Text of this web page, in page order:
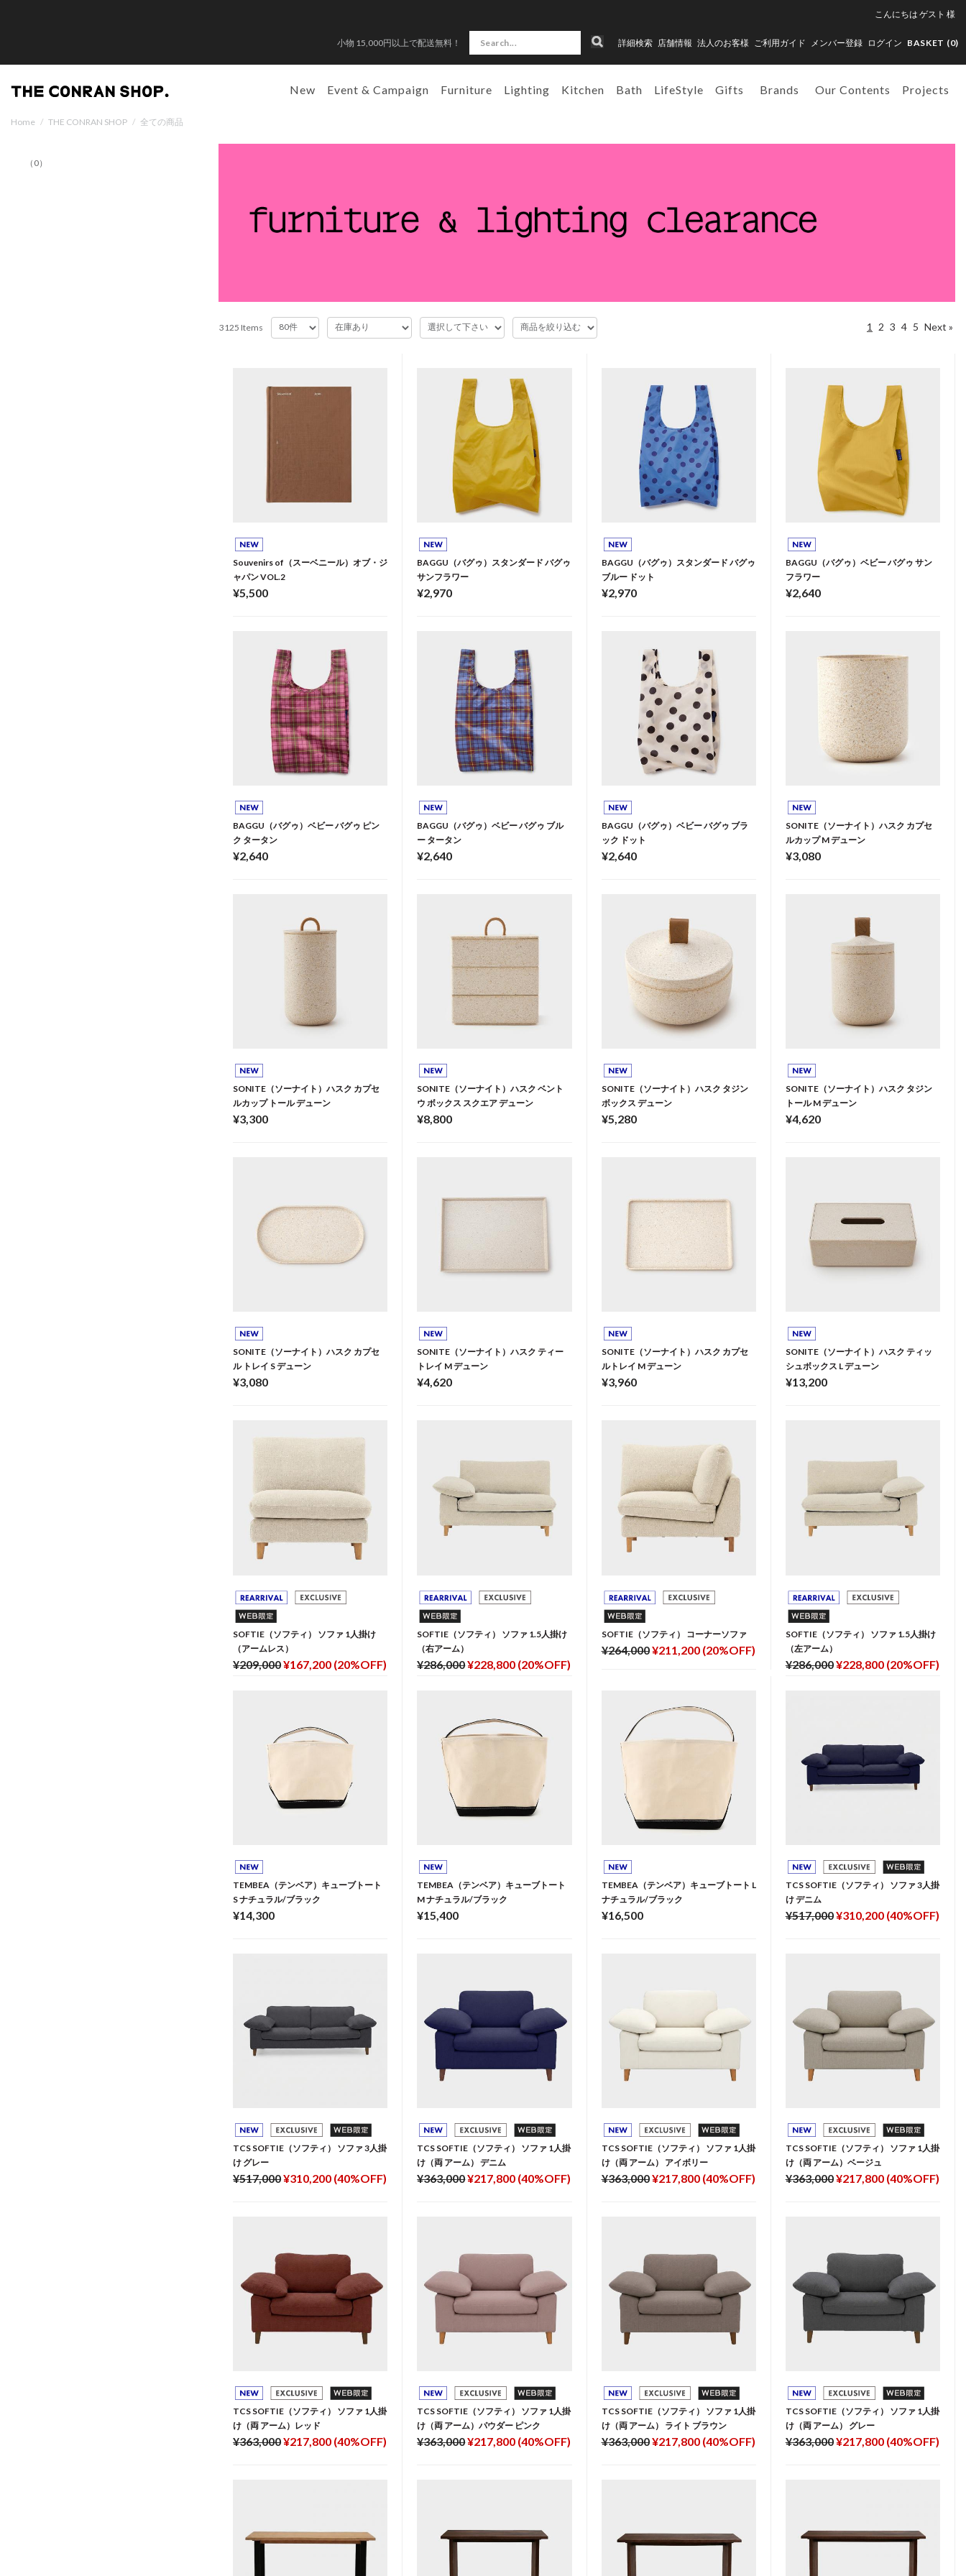
こんにちは ゲスト 様
小物 15,000円以上で配送無料！ 詳細検索 店舗情報 法人のお客様 ご利用ガイド メンバー登録 ログイン BASKET (0)
New Event & Campaign Furniture Lighting Kitchen Bath LifeStyle Gifts Brands Our Contents Projects
Home / THE CONRAN SHOP / 全ての商品
3125 Items 1 2 3 4 5 Next »
Souvenirs of（スーベニール）オブ・ジ
ャパン VOL.2
¥5,500
BAGGU（バグゥ）スタンダード バグゥ
サンフラワー
¥2,970
BAGGU（バグゥ）スタンダード バグゥ
ブルー ドット
¥2,970
BAGGU（バグゥ）ベビー バグゥ サン
フラワー
¥2,640
BAGGU（バグゥ）ベビー バグゥ ピン
ク タータン
¥2,640
BAGGU（バグゥ）ベビー バグゥ ブル
ー タータン
¥2,640
BAGGU（バグゥ）ベビー バグゥ ブラ
ック ドット
¥2,640
SONITE（ソーナイト）ハスク カプセ
ルカップ M デューン
¥3,080
SONITE（ソーナイト）ハスク カプセ
ルカップ トール デューン
¥3,300
SONITE（ソーナイト）ハスク ベント
ウ ボックス スクエア デューン
¥8,800
SONITE（ソーナイト）ハスク タジン
ボックス デューン
¥5,280
SONITE（ソーナイト）ハスク タジン
トール M デューン
¥4,620
SONITE（ソーナイト）ハスク カプセ
ル トレイ S デューン
¥3,080
SONITE（ソーナイト）ハスク ティー
トレイ M デューン
¥4,620
SONITE（ソーナイト）ハスク カプセ
ルトレイ M デューン
¥3,960
SONITE（ソーナイト）ハスク ティッ
シュボックス L デューン
¥13,200
SOFTIE（ソフティ） ソファ 1人掛け
（アームレス）
¥209,000¥167,200 (20%OFF)
SOFTIE（ソフティ） ソファ 1.5人掛け
（右アーム）
¥286,000¥228,800 (20%OFF)
SOFTIE（ソフティ） コーナーソファ
¥264,000¥211,200 (20%OFF)
SOFTIE（ソフティ） ソファ 1.5人掛け
（左アーム）
¥286,000¥228,800 (20%OFF)
TEMBEA（テンベア）キューブトート
S ナチュラル/ブラック
¥14,300
TEMBEA（テンベア）キューブトート
M ナチュラル/ブラック
¥15,400
TEMBEA（テンベア）キューブトート L
ナチュラル/ブラック
¥16,500
TCS SOFTIE（ソフティ） ソファ 3人掛
け デニム
¥517,000¥310,200 (40%OFF)
TCS SOFTIE（ソフティ） ソファ 3人掛
け グレー
¥517,000¥310,200 (40%OFF)
TCS SOFTIE（ソフティ） ソファ 1人掛
け（両 アーム） デニム
¥363,000¥217,800 (40%OFF)
TCS SOFTIE（ソフティ） ソファ 1人掛
け（両 アーム） アイボリー
¥363,000¥217,800 (40%OFF)
TCS SOFTIE（ソフティ） ソファ 1人掛
け（両 アーム）ベージュ
¥363,000¥217,800 (40%OFF)
TCS SOFTIE（ソフティ） ソファ 1人掛
け（両 アーム）レッド
¥363,000¥217,800 (40%OFF)
TCS SOFTIE（ソフティ） ソファ 1人掛
け（両 アーム）パウダー ピンク
¥363,000¥217,800 (40%OFF)
TCS SOFTIE（ソフティ） ソファ 1人掛
け（両 アーム） ライト ブラウン
¥363,000¥217,800 (40%OFF)
TCS SOFTIE（ソフティ） ソファ 1人掛
け（両 アーム） グレー
¥363,000¥217,800 (40%OFF)
（0）